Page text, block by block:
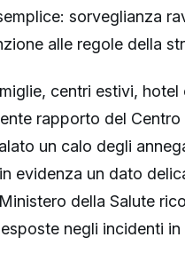
sorveglianza
alle regole della
centri estivi, hotel
rapporto del Centro
un calo degli
evidenza un dato
della Salute
negli incidenti in